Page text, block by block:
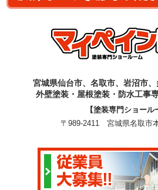
宮城県仙台市、名取市、岩沼市
外壁塗装・屋根塗装・防水工事
【塗装専門ショール
〒989-2411 宮城県名取市